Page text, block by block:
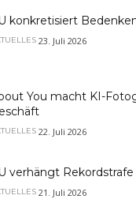
konkretisiert
23. Juli 2026
You macht KI-
22. Juli 2026
verhängt
21. Juli 2026